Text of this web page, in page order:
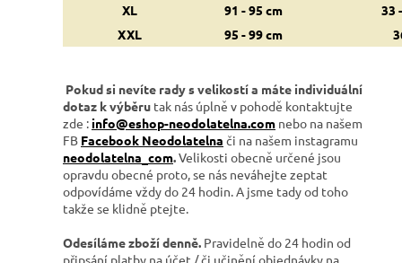
XL
91 - 95 cm
33
XXL
95 - 99 cm
Pokud si nevíte rady s velikostí a máte individuální
dotaz k výběru tak nás úplně v pohodě kontaktujte
zde : info@eshop-neodolatelna.com nebo na našem
FB Facebook Neodolatelna či na našem instagramu
neodolatelna_com.Velikosti obecně určené jsou
opravdu obecné proto, se nás neváhejte zeptat
odpovídáme vždy do 24 hodin. A jsme tady od toho
takže se klidně ptejte.
Odesíláme zboží denně. Pravidelně do 24 hodin od
připsání platby na účet / či učinění objednávky na